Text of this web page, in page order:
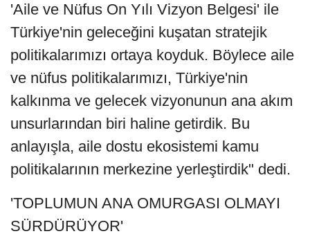
'Aile ve Nüfus On Yılı Vizyon Belgesi' ile
Türkiye'nin geleceğini kuşatan stratejik
politikalarımızı ortaya koyduk. Böylece aile
ve nüfus politikalarımızı, Türkiye'nin
kalkınma ve gelecek vizyonunun ana akım
unsurlarından biri haline getirdik. Bu
anlayışla, aile dostu ekosistemi kamu
politikalarının merkezine yerleştirdik" dedi.
'TOPLUMUN ANA OMURGASI OLMAYI
SÜRDÜRÜYOR'